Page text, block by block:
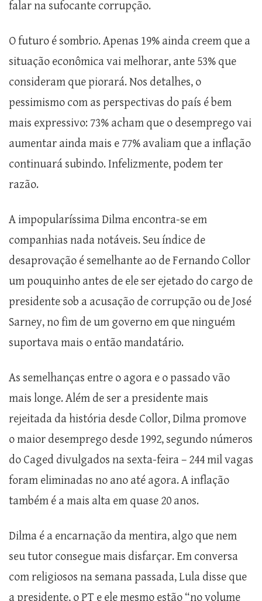
falar na sufocante corrupção.
O futuro é sombrio. Apenas 19% ainda creem que a
situação econômica vai melhorar, ante 53% que
consideram que piorará. Nos detalhes, o
pessimismo com as perspectivas do país é bem
mais expressivo: 73% acham que o desemprego vai
aumentar ainda mais e 77% avaliam que a inflação
continuará subindo. Infelizmente, podem ter
razão.
A impopularíssima Dilma encontra-se em
companhias nada notáveis. Seu índice de
desaprovação é semelhante ao de Fernando Collor
um pouquinho antes de ele ser ejetado do cargo de
presidente sob a acusação de corrupção ou de José
Sarney, no fim de um governo em que ninguém
suportava mais o então mandatário.
As semelhanças entre o agora e o passado vão
mais longe. Além de ser a presidente mais
rejeitada da história desde Collor, Dilma promove
o maior desemprego desde 1992, segundo números
do Caged divulgados na sexta-feira – 244 mil vagas
foram eliminadas no ano até agora. A inflação
também é a mais alta em quase 20 anos.
Dilma é a encarnação da mentira, algo que nem
seu tutor consegue mais disfarçar. Em conversa
com religiosos na semana passada, Lula disse que
a presidente, o PT e ele mesmo estão “no volume